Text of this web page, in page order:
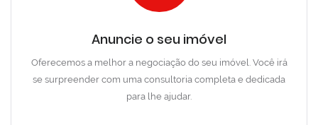
Anuncie o seu imóvel
Oferecemos a melhor a negociação do seu imóvel. Você irá
se surpreender com uma consultoria completa e dedicada
para lhe ajudar.